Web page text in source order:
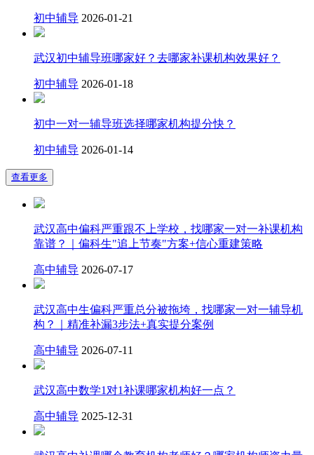
初中辅导 2026-01-21
武汉初中辅导班哪家好？去哪家补课机构效果好？
初中辅导 2026-01-18
初中一对一辅导班选择哪家机构提分快？
初中辅导 2026-01-14
查看更多
武汉高中偏科严重跟不上学校，找哪家一对一补课机构
靠谱？｜偏科生"追上节奏"方案+信心重建策略
高中辅导 2026-07-17
武汉高中生偏科严重总分被拖垮，找哪家一对一辅导机
构？｜精准补漏3步法+真实提分案例
高中辅导 2026-07-11
武汉高中数学1对1补课哪家机构好一点？
高中辅导 2025-12-31